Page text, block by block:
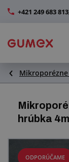
+421 249 683 813
Hadice a ich
Profily a výroba
Dopravníkové
hrúbka
ODPORÚČAME